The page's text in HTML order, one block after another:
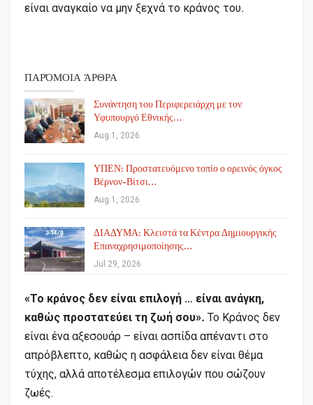
είναι αναγκαίο να μην ξεχνά το κράνος του.
ΠΑΡΌΜΟΙΑ ΆΡΘΡΑ
Συνάντηση του Περιφερειάρχη με τον
Υφυπουργό Εθνικής…
Aug 1, 2026
ΥΠΕΝ: Προστατευόμενο τοπίο ο ορεινός όγκος
Βέρνον-Βίτσι…
Aug 1, 2026
ΔΙΑΔΥΜΑ: Κλειστά τα Κέντρα Δημιουργικής
Επαναχρησιμοποίησης…
Jul 29, 2026
«Το κράνος δεν είναι επιλογή … είναι ανάγκη,
καθώς προστατεύει τη ζωή σου». Το Κράνος δεν
είναι ένα αξεσουάρ – είναι ασπίδα απέναντι στο
απρόβλεπτο, καθώς η ασφάλεια δεν είναι θέμα
τύχης, αλλά αποτέλεσμα επιλογών που σώζουν
ζωές.